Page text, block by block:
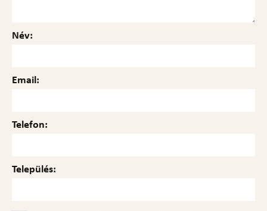
Név:
Email:
Telefon:
Település: